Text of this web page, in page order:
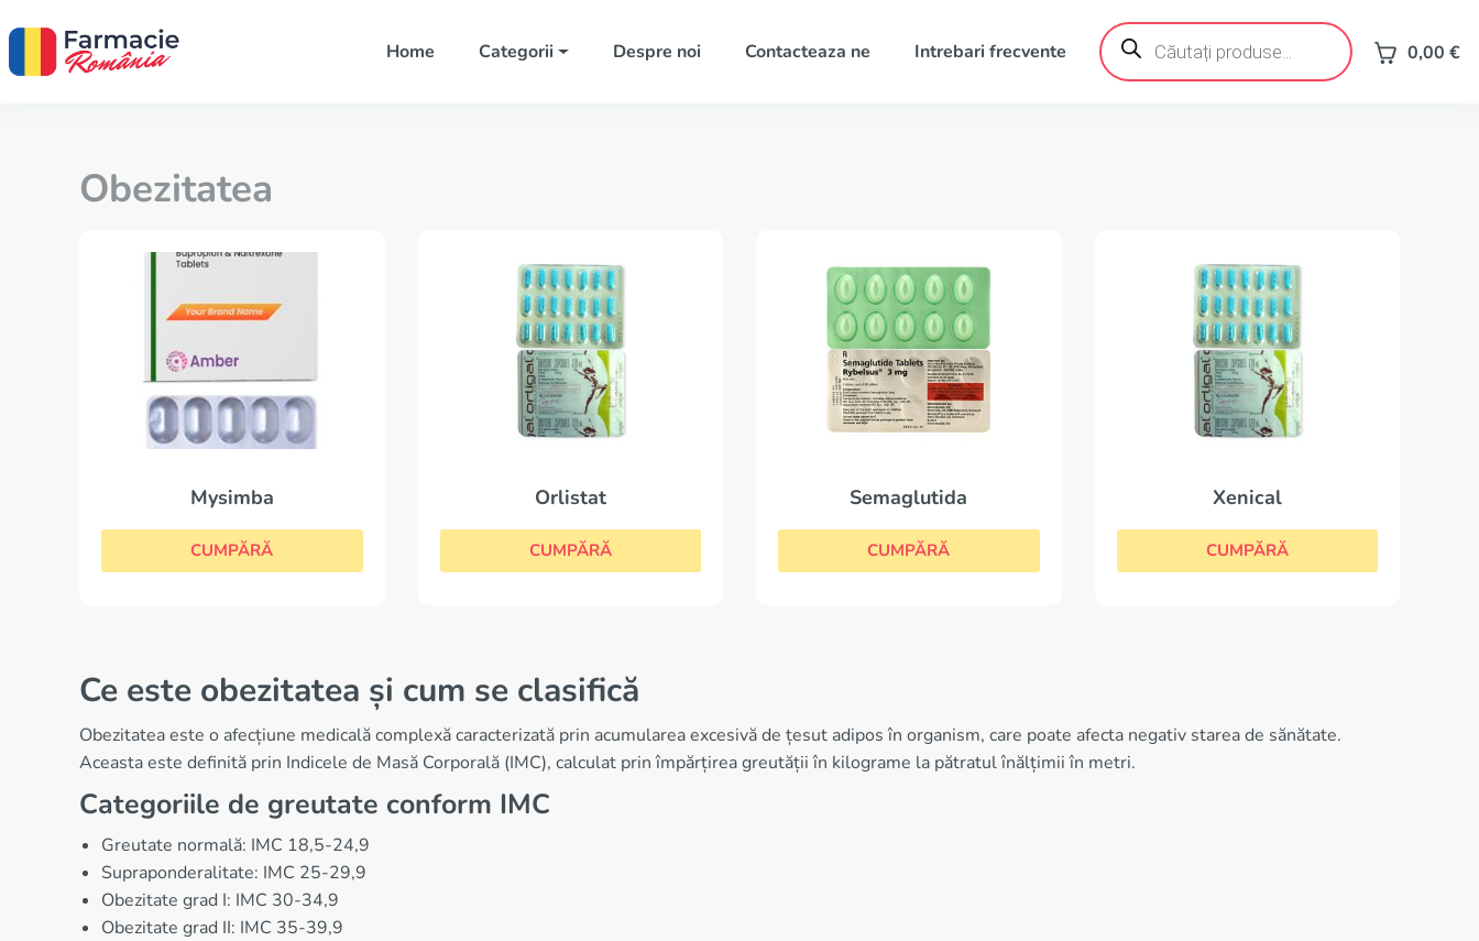
Home Categorii Despre noi Contacteaza ne Intrebari frecvente
Products
search 0,00 €
Obezitatea
Mysimba
CUMPĂRĂ
Orlistat
CUMPĂRĂ
Semaglutida
CUMPĂRĂ
Xenical
CUMPĂRĂ
Ce este obezitatea și cum se clasifică
Obezitatea este o afecțiune medicală complexă caracterizată prin acumularea excesivă de țesut adipos în organism, care poate afecta negativ starea de sănătate.
Aceasta este definită prin Indicele de Masă Corporală (IMC), calculat prin împărțirea greutății în kilograme la pătratul înălțimii în metri.
Categoriile de greutate conform IMC
Greutate normală: IMC 18,5-24,9
Supraponderalitate: IMC 25-29,9
Obezitate grad I: IMC 30-34,9
Obezitate grad II: IMC 35-39,9